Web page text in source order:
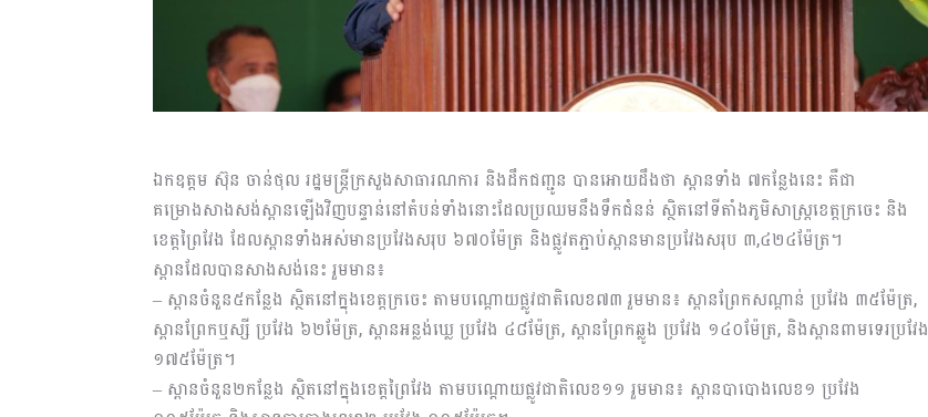
ឯកឧត្តម ស៊ុន ចាន់ថុល រដ្ឋមន្ត្រីក្រសួងសាធារណការ និងដឹកជញ្ជូន បានអោយដឹងថា ស្ពានទាំង ៧កន្លែងនេះ គឺជា
គម្រោងសាងសង់ស្ពានឡើងវិញបន្ទាន់នៅតំបន់ទាំងនោះដែលប្រឈមនឹងទឹកជំនន់ ស្ថិតនៅទីតាំងភូមិសាស្រ្តខេត្តក្រចេះ និង
ខេត្តព្រៃវែង ដែលស្ពានទាំងអស់មានប្រវែងសរុប ៦៧០ម៉ែត្រ និងផ្លូវតភ្ជាប់ស្ពានមានប្រវែងសរុប​ ៣,៤២៤ម៉ែត្រ។
ស្ពានដែលបានសាងសង់នេះ រួមមាន៖
– ស្ពានចំនួន៥កន្លែង ស្ថិតនៅក្នុងខេត្តក្រចេះ តាមបណ្តោយផ្លូវជាតិលេខ៧៣ រួមមាន៖ ស្ពានព្រែកសណ្តាន់ ប្រវែង ៣៥ម៉ែត្រ,
ស្ពានព្រែកឬស្សី ប្រវែង ៦២ម៉ែត្រ, ស្ពានអន្លង់ឃ្លេ ប្រវែង ៤៨ម៉ែត្រ, ស្ពានព្រែកឆ្លូង ប្រវែង ១៤០ម៉ែត្រ, និងស្ពានពាមទេរប្រវែង
១៧៥ម៉ែត្រ។
– ស្ពានចំនួន២កន្លែង ស្ថិតនៅក្នុងខេត្តព្រៃវែង តាមបណ្តោយផ្លូវជាតិលេខ១១ រួមមាន៖ ស្ពានបាបោងលេខ១ ប្រវែង